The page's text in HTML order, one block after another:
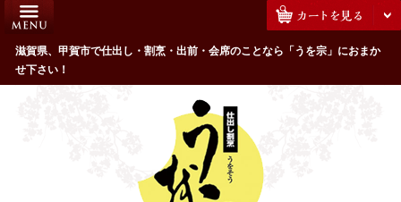
滋賀県、甲賀市で仕出し・割烹・出前・会席のことなら「うを宗」におまか
せ下さい！
HOME
うを宗のこだわり
配達エリア・注文方法